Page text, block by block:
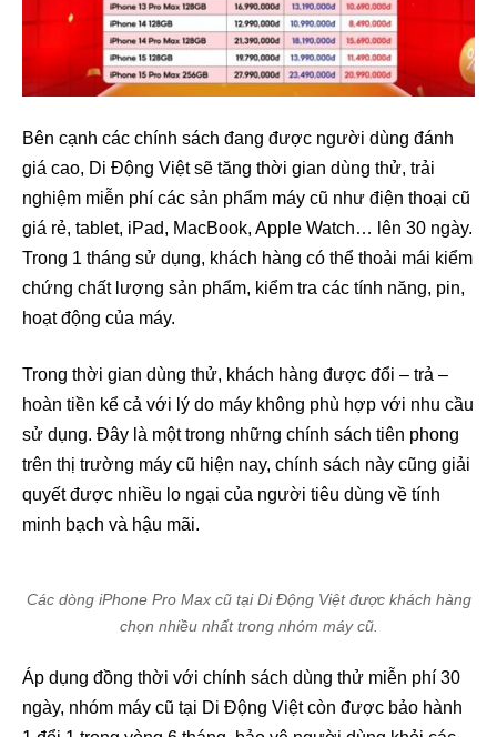
Bên cạnh các chính sách đang được người dùng đánh
giá cao, Di Động Việt sẽ tăng thời gian dùng thử, trải
nghiệm miễn phí các sản phẩm máy cũ như điện thoại cũ
giá rẻ, tablet, iPad, MacBook, Apple Watch… lên 30 ngày.
Trong 1 tháng sử dụng, khách hàng có thể thoải mái kiểm
chứng chất lượng sản phẩm, kiểm tra các tính năng, pin,
hoạt động của máy.
Trong thời gian dùng thử, khách hàng được đổi – trả –
hoàn tiền kể cả với lý do máy không phù hợp với nhu cầu
sử dụng. Đây là một trong những chính sách tiên phong
trên thị trường máy cũ hiện nay, chính sách này cũng giải
quyết được nhiều lo ngại của người tiêu dùng về tính
minh bạch và hậu mãi.
Các dòng iPhone Pro Max cũ tại Di Động Việt được khách hàng
chọn nhiều nhất trong nhóm máy cũ.
Áp dụng đồng thời với chính sách dùng thử miễn phí 30
ngày, nhóm máy cũ tại Di Động Việt còn được bảo hành